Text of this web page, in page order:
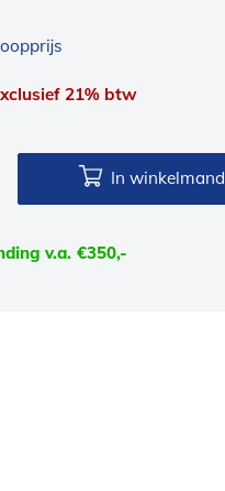
21% btw
In winkelmand
v.a. €350,-